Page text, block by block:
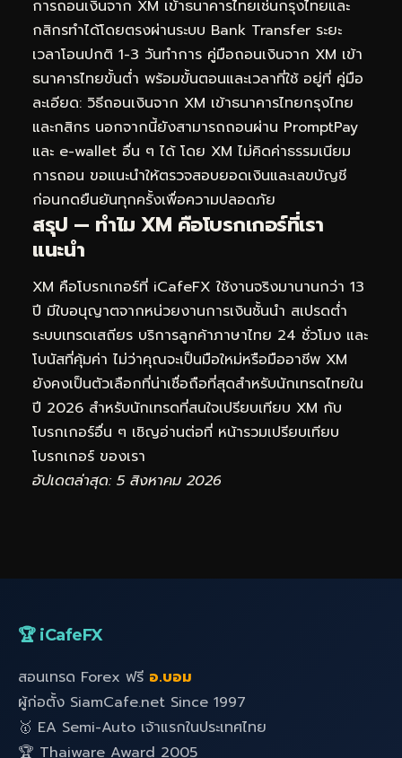
การถอนเงินจาก XM เข้าธนาคารไทยเช่นกรุงไทยและ
กสิกรทำได้โดยตรงผ่านระบบ Bank Transfer ระยะ
เวลาโอนปกติ 1-3 วันทำการ คู่มือถอนเงินจาก XM เข้า
ธนาคารไทยขั้นต่ำ พร้อมขั้นตอนและเวลาที่ใช้ อยู่ที่ คู่มือ
ละเอียด: วิธีถอนเงินจาก XM เข้าธนาคารไทยกรุงไทย
และกสิกร นอกจากนี้ยังสามารถถอนผ่าน PromptPay
และ e-wallet อื่น ๆ ได้ โดย XM ไม่คิดค่าธรรมเนียม
การถอน ขอแนะนำให้ตรวจสอบยอดเงินและเลขบัญชี
ก่อนกดยืนยันทุกครั้งเพื่อความปลอดภัย
สรุป — ทำไม XM คือโบรกเกอร์ที่เรา
แนะนำ
XM คือโบรกเกอร์ที่ iCafeFX ใช้งานจริงมานานกว่า 13
ปี มีใบอนุญาตจากหน่วยงานการเงินชั้นนำ สเปรดต่ำ
ระบบเทรดเสถียร บริการลูกค้าภาษาไทย 24 ชั่วโมง และ
โบนัสที่คุ้มค่า ไม่ว่าคุณจะเป็นมือใหม่หรือมืออาชีพ XM
ยังคงเป็นตัวเลือกที่น่าเชื่อถือที่สุดสำหรับนักเทรดไทยใน
ปี 2026 สำหรับนักเทรดที่สนใจเปรียบเทียบ XM กับ
โบรกเกอร์อื่น ๆ เชิญอ่านต่อที่ หน้ารวมเปรียบเทียบ
โบรกเกอร์ ของเรา
อัปเดตล่าสุด: 5 สิงหาคม 2026
🏆 iCafeFX
สอนเทรด Forex ฟรี อ.บอม
ผู้ก่อตั้ง SiamCafe.net Since 1997
🥇 EA Semi-Auto เจ้าแรกในประเทศไทย
🏆 Thaiware Award 2005